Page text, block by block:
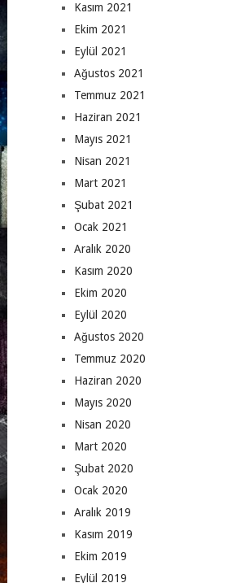
Kasım 2021
Ekim 2021
Eylül 2021
Ağustos 2021
Temmuz 2021
Haziran 2021
Mayıs 2021
Nisan 2021
Mart 2021
Şubat 2021
Ocak 2021
Aralık 2020
Kasım 2020
Ekim 2020
Eylül 2020
Ağustos 2020
Temmuz 2020
Haziran 2020
Mayıs 2020
Nisan 2020
Mart 2020
Şubat 2020
Ocak 2020
Aralık 2019
Kasım 2019
Ekim 2019
Eylül 2019